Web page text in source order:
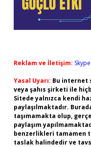
Reklam ve İletişim:
Yasal Uyarı: Bu internet
veya şahıs şirketi ile
Sitede yalnızca kendi
paylaşılmaktadır.
taşımamakta olup,
paylaşım
benzerlikleri tamamen
taslak halindedir ve